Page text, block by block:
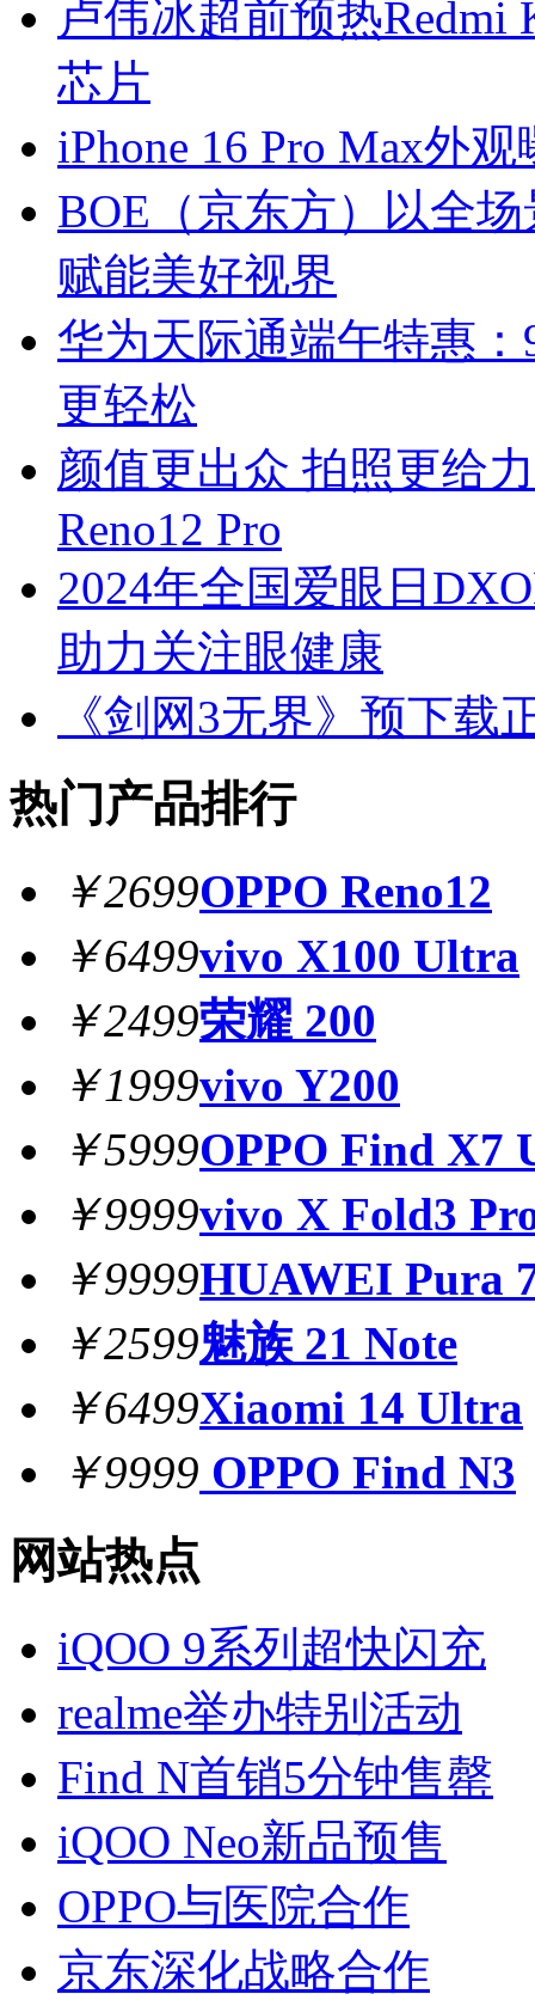
卢伟冰超前预热Redmi
芯片
iPhone 16 Pro Max外
BOE（京东方）以全
赋能美好视界
华为天际通端午特惠
更轻松
颜值更出众 拍照更给
Reno12 Pro
2024年全国爱眼日
助力关注眼健康
《剑网3无界》预下
热门产品排行
￥2699OPPO Reno12
￥6499vivo X100 Ultra
￥2499荣耀 200
￥1999vivo Y200
￥5999OPPO Find X7
￥9999vivo X Fold3
￥9999HUAWEI Pura
￥2599魅族 21 Note
￥6499Xiaomi 14 Ultra
￥9999 OPPO Find N3
网站热点
iQOO 9系列超快闪充
realme举办特别活动
Find N首销5分钟售罄
iQOO Neo新品预售
OPPO与医院合作
京东深化战略合作